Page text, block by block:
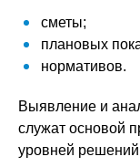
сметы;
плановых
нормативов.
Выявление и
служат основой
уровней